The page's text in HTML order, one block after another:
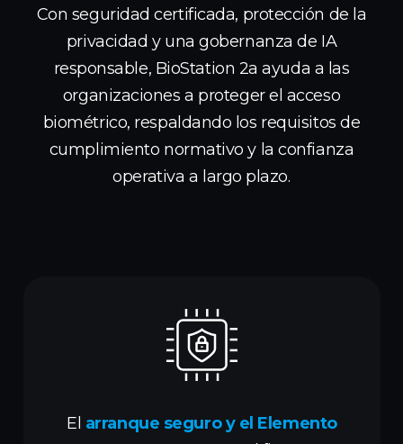
Con seguridad certificada, protección de la
privacidad y una gobernanza de IA
responsable, BioStation 2a ayuda a las
organizaciones a proteger el acceso
biométrico, respaldando los requisitos de
cumplimiento normativo y la confianza
operativa a largo plazo.
El arranque seguro y el Elemento